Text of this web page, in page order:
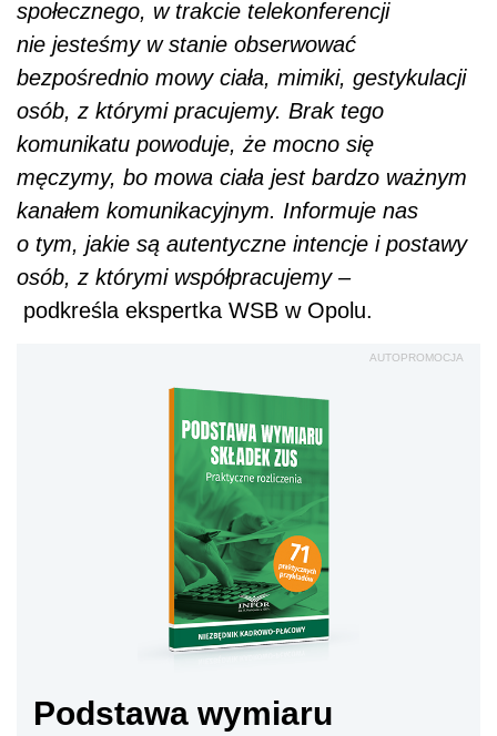
podkreśla ekspertka WSB w Opolu.
Podstawa wymiaru
składek ZUS. Praktycznie
rozliczenia
Zarządzanie personelem w nowej